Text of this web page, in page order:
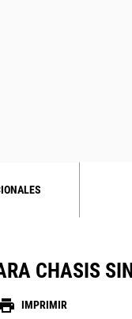
CHASIS
IMPRIMIR